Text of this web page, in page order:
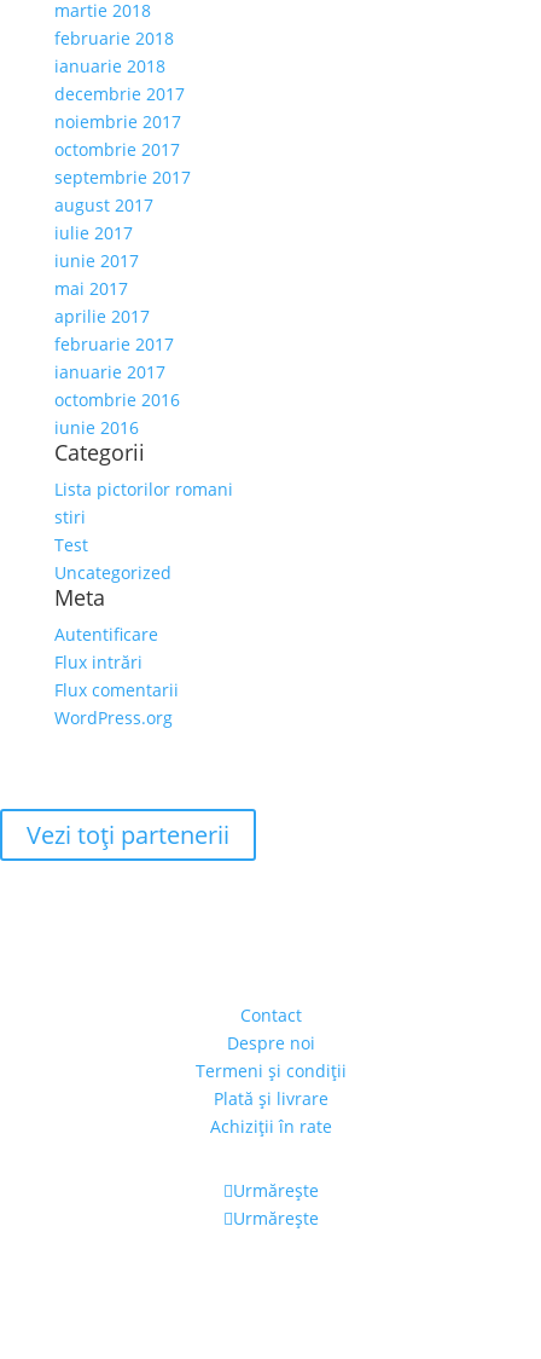
martie 2018
februarie 2018
ianuarie 2018
decembrie 2017
noiembrie 2017
octombrie 2017
septembrie 2017
august 2017
iulie 2017
iunie 2017
mai 2017
aprilie 2017
februarie 2017
ianuarie 2017
octombrie 2016
iunie 2016
Categorii
Lista pictorilor romani
stiri
Test
Uncategorized
Meta
Autentificare
Flux intrări
Flux comentarii
WordPress.org
Vezi toţi partenerii
Contact
Despre noi
Termeni şi condiţii
Plată şi livrare
Achiziţii în rate
Urmărește
Urmărește